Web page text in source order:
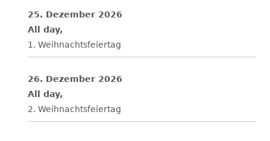
25. Dezember 2026
All day,
1. Weihnachtsfeiertag
26. Dezember 2026
All day,
2. Weihnachtsfeiertag